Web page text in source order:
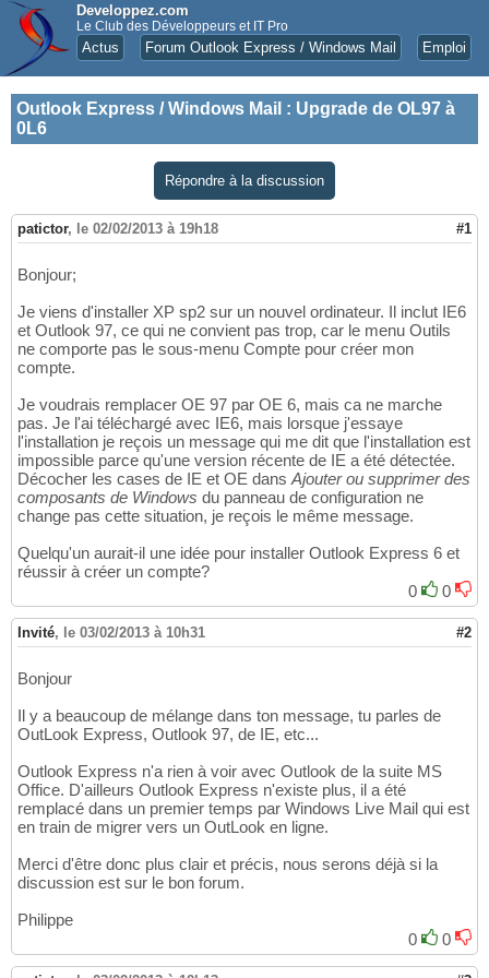
Developpez.com
Le Club des Développeurs et IT Pro
Actus Forum Outlook Express / Windows Mail Emploi
Outlook Express / Windows Mail : Upgrade de OL97 à
0L6
Répondre à la discussion
patictor, le 02/02/2013 à 19h18 #1
Bonjour;
Je viens d'installer XP sp2 sur un nouvel ordinateur. Il inclut IE6
et Outlook 97, ce qui ne convient pas trop, car le menu Outils
ne comporte pas le sous-menu Compte pour créer mon
compte.
Je voudrais remplacer OE 97 par OE 6, mais ca ne marche
pas. Je l'ai téléchargé avec IE6, mais lorsque j'essaye
l'installation je reçois un message qui me dit que l'installation est
impossible parce qu'une version récente de IE a été détectée.
Décocher les cases de IE et OE dans Ajouter ou supprimer des
composants de Windows du panneau de configuration ne
change pas cette situation, je reçois le même message.
Quelqu'un aurait-il une idée pour installer Outlook Express 6 et
réussir à créer un compte?
0
0
Invité, le 03/02/2013 à 10h31 #2
Bonjour
Il y a beaucoup de mélange dans ton message, tu parles de
OutLook Express, Outlook 97, de IE, etc...
Outlook Express n'a rien à voir avec Outlook de la suite MS
Office. D'ailleurs Outlook Express n'existe plus, il a été
remplacé dans un premier temps par Windows Live Mail qui est
en train de migrer vers un OutLook en ligne.
Merci d'être donc plus clair et précis, nous serons déjà si la
discussion est sur le bon forum.
Philippe
0
0